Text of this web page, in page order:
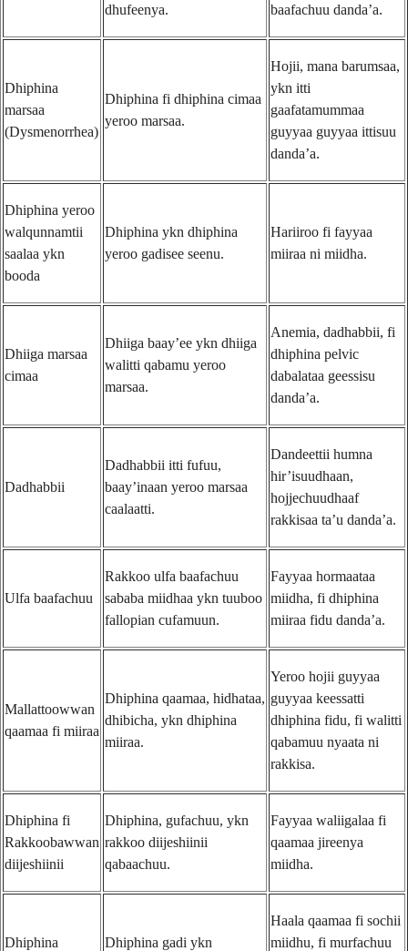
dhufeenya.
baafachuu danda’a.
Dhiphina
marsaa
(Dysmenorrhea)
Dhiphina fi dhiphina cimaa
yeroo marsaa.
Hojii, mana barumsaa,
ykn itti
gaafatamummaa
guyyaa guyyaa ittisuu
danda’a.
Dhiphina yeroo
walqunnamtii
saalaa ykn
booda
Dhiphina ykn dhiphina
yeroo gadisee seenu.
Hariiroo fi fayyaa
miiraa ni miidha.
Dhiiga marsaa
cimaa
Dhiiga baay’ee ykn dhiiga
walitti qabamu yeroo
marsaa.
Anemia, dadhabbii, fi
dhiphina pelvic
dabalataa geessisu
danda’a.
Dadhabbii
Dadhabbii itti fufuu,
baay’inaan yeroo marsaa
caalaatti.
Dandeettii humna
hir’isuudhaan,
hojjechuudhaaf
rakkisaa ta’u danda’a.
Ulfa baafachuu
Rakkoo ulfa baafachuu
sababa miidhaa ykn tuuboo
fallopian cufamuun.
Fayyaa hormaataa
miidha, fi dhiphina
miiraa fidu danda’a.
Mallattoowwan
qaamaa fi miiraa
Dhiphina qaamaa, hidhataa,
dhibicha, ykn dhiphina
miiraa.
Yeroo hojii guyyaa
guyyaa keessatti
dhiphina fidu, fi walitti
qabamuu nyaata ni
rakkisa.
Dhiphina fi
Rakkoobawwan
diijeshiinii
Dhiphina, gufachuu, ykn
rakkoo diijeshiinii
qabaachuu.
Fayyaa waliigalaa fi
qaamaa jireenya
miidha.
Dhiphina
Dhiphina gadi ykn
Haala qaamaa fi sochii
miidhu, fi murfachuu